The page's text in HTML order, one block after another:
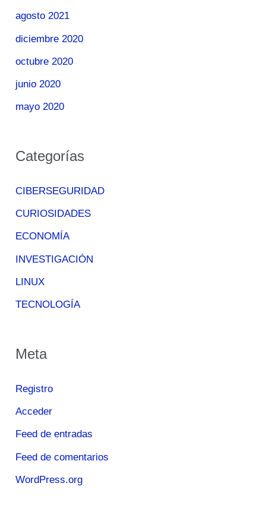
agosto 2021
diciembre 2020
octubre 2020
junio 2020
mayo 2020
Categorías
CIBERSEGURIDAD
CURIOSIDADES
ECONOMÍA
INVESTIGACIÓN
LINUX
TECNOLOGÍA
Meta
Registro
Acceder
Feed de entradas
Feed de comentarios
WordPress.org